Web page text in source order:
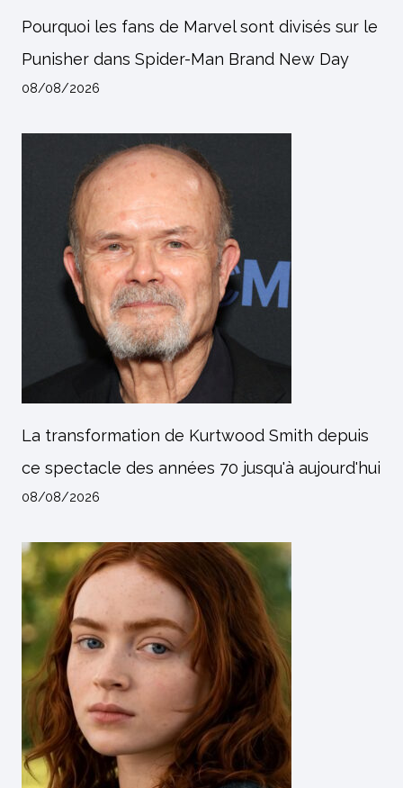
Pourquoi les fans de Marvel sont divisés sur le
Punisher dans Spider-Man Brand New Day
08/08/2026
La transformation de Kurtwood Smith depuis
ce spectacle des années 70 jusqu'à aujourd'hui
08/08/2026